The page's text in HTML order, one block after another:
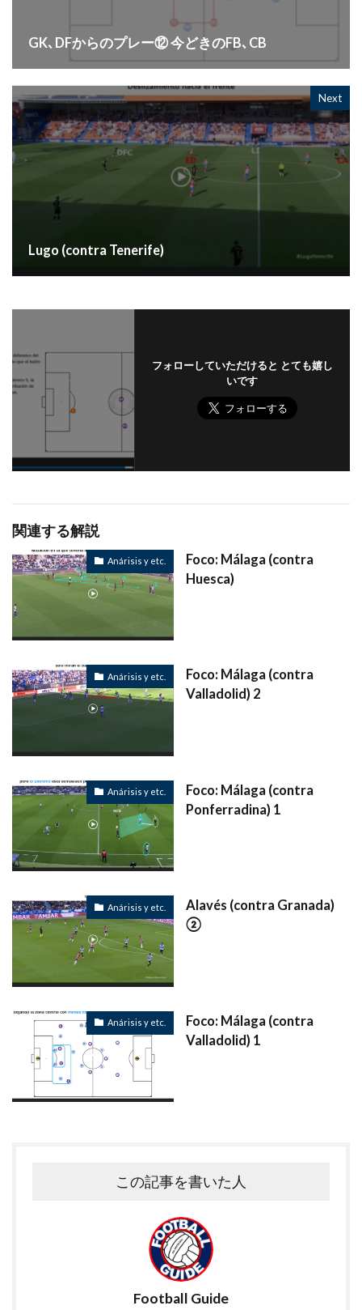
GK､DFからのプレー⑫ 今どきのFB､CB
Next
Lugo (contra Tenerife)
フォローしていただけると とても嬉し
いです
関連する解説
Anárisis y etc.
Foco: Málaga (contra
Huesca)
Anárisis y etc.
Foco: Málaga (contra
Valladolid) 2
Anárisis y etc.
Foco: Málaga (contra
Ponferradina) 1
Anárisis y etc.
Alavés (contra Granada)
②
Anárisis y etc.
Foco: Málaga (contra
Valladolid) 1
この記事を書いた人
Football Guide